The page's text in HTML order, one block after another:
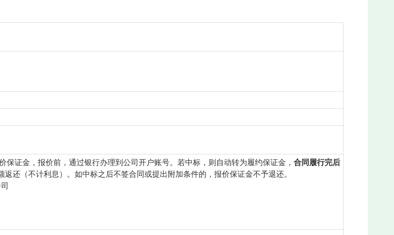
保证金，报价前，通过银行办理到公司开户账号。若中标，则自动转为履约保证金， 合同履行完后
还（不计利息）。如中标之后不签合同或提出附加条件的，报价保证金不予退还。